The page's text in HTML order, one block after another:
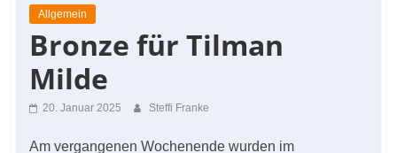
Allgemein
Bronze für Tilman
Milde
20. Januar 2025 Steffi Franke
Am vergangenen Wochenende wurden im